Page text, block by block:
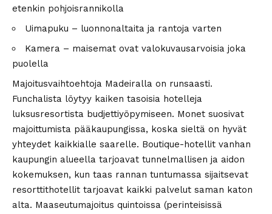
etenkin pohjoisrannikolla
Uimapuku – luonnonaltaita ja rantoja varten
Kamera – maisemat ovat valokuvausarvoisia joka
puolella
Majoitusvaihtoehtoja Madeiralla on runsaasti.
Funchalista löytyy kaiken tasoisia hotelleja
luksusresortista budjettiyöpymiseen. Monet suosivat
majoittumista pääkaupungissa, koska sieltä on hyvät
yhteydet kaikkialle saarelle. Boutique-hotellit vanhan
kaupungin alueella tarjoavat tunnelmallisen ja aidon
kokemuksen, kun taas rannan tuntumassa sijaitsevat
resorttithotellit tarjoavat kaikki palvelut saman katon
alta. Maaseutumajoitus quintoissa (perinteisissä